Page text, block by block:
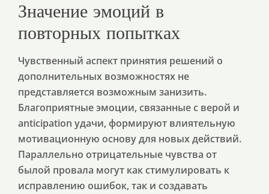
Значение эмоций в
повторных попытках
Чувственный аспект принятия решений о
дополнительных возможностях не
представляется возможным занизить.
Благоприятные эмоции, связанные с верой и
anticipation удачи, формируют влиятельную
мотивационную основу для новых действий.
Параллельно отрицательные чувства от
былой провала могут как стимулировать к
исправлению ошибок, так и создавать